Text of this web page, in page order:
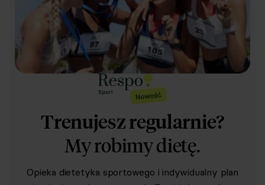
Trenujesz regularnie?
My robimy dietę.
Opieka dietetyka sportowego i indywidualny plan